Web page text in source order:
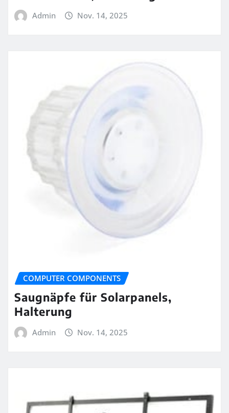
Admin Nov. 14, 2025
COMPUTER COMPONENTS
Saugnäpfe für Solarpanels,
Halterung
Admin Nov. 14, 2025